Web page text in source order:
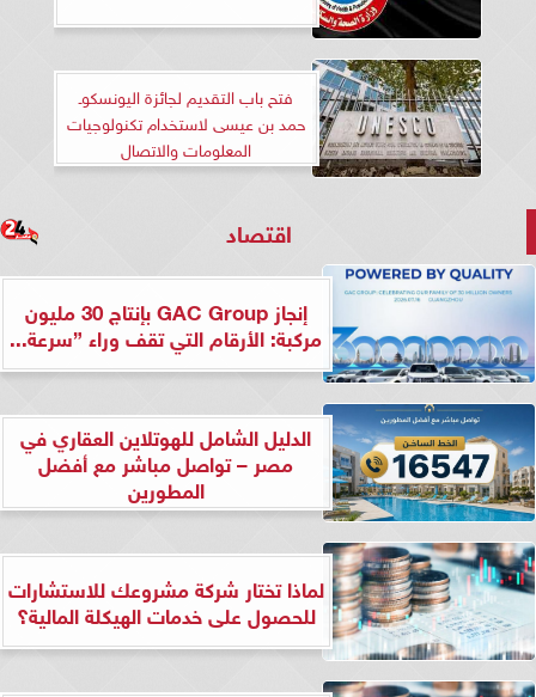
فتح باب التقديم لجائزة اليونسكوـ
حمد بن عيسى لاستخدام تكنولوجيات
المعلومات والاتصال
اقتصاد
إنجاز GAC Group بإنتاج 30 مليون
مركبة: الأرقام التي تقف وراء ”سرعة...
الدليل الشامل للهوتلاين العقاري في
مصر – تواصل مباشر مع أفضل
المطورين
لماذا تختار شركة مشروعك للاستشارات
للحصول على خدمات الهيكلة المالية؟